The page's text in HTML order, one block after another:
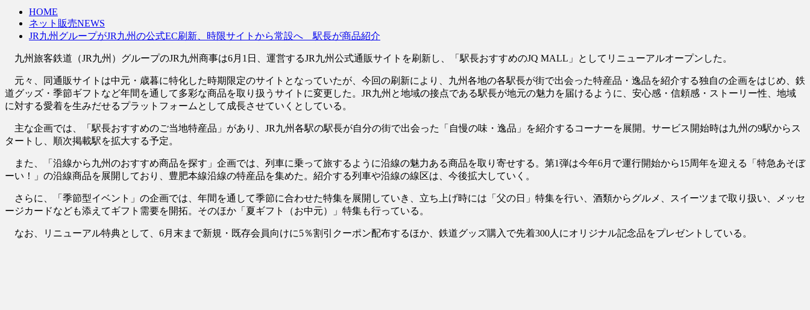
HOME
ネット販売NEWS
JR九州グループがJR九州の公式EC刷新、時限サイトから常設へ 駅長が商品紹介
九州旅客鉄道（JR九州）グループのJR九州商事は6月1日、運営するJR九州公式通販サイトを刷新し、「駅長おすすめのJQ MALL」としてリニューアルオープンした。
元々、同通販サイトは中元・歳暮に特化した時期限定のサイトとなっていたが、今回の刷新により、九州各地の各駅長が街で出会った特産品・逸品を紹介する独自の企画をはじめ、鉄
道グッズ・季節ギフトなど年間を通して多彩な商品を取り扱うサイトに変更した。JR九州と地域の接点である駅長が地元の魅力を届けるように、安心感・信頼感・ストーリー性、地域
に対する愛着を生みだせるプラットフォームとして成長させていくとしている。
主な企画では、「駅長おすすめのご当地特産品」があり、JR九州各駅の駅長が自分の街で出会った「自慢の味・逸品」を紹介するコーナーを展開。サービス開始時は九州の9駅からス
タートし、順次掲載駅を拡大する予定。
また、「沿線から九州のおすすめ商品を探す」企画では、列車に乗って旅するように沿線の魅力ある商品を取り寄せする。第1弾は今年6月で運行開始から15周年を迎える「特急あそぼ
ーい！」の沿線商品を展開しており、豊肥本線沿線の特産品を集めた。紹介する列車や沿線の線区は、今後拡大していく。
さらに、「季節型イベント」の企画では、年間を通して季節に合わせた特集を展開していき、立ち上げ時には「父の日」特集を行い、酒類からグルメ、スイーツまで取り扱い、メッセ
ージカードなども添えてギフト需要を開拓。そのほか「夏ギフト（お中元）」特集も行っている。
なお、リニューアル特典として、6月末まで新規・既存会員向けに5％割引クーポン配布するほか、鉄道グッズ購入で先着300人にオリジナル記念品をプレゼントしている。